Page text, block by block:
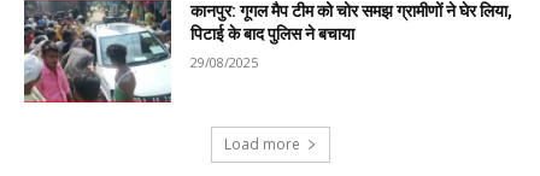
कानपुर: गूगल मैप टीम को चोर समझ ग्रामीणों ने घेर लिया,
पिटाई के बाद पुलिस ने बचाया
29/08/2025
Load more